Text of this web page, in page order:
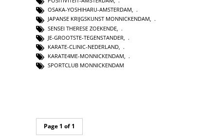
OSAKA-YOSHIHARU-AMSTERDAM,
JAPANSE KRIJGSKUNST MONNICKENDAM,
SENSEI THERESE ZOEKENDE
JE-GROOTSTE-TEGENSTANDER
KARATE-CLINIC-NEDERLAND
KARATE4ME-MONNICKENDAM
SPORTCLUB MONNICKENDAM
Page 1 of 1